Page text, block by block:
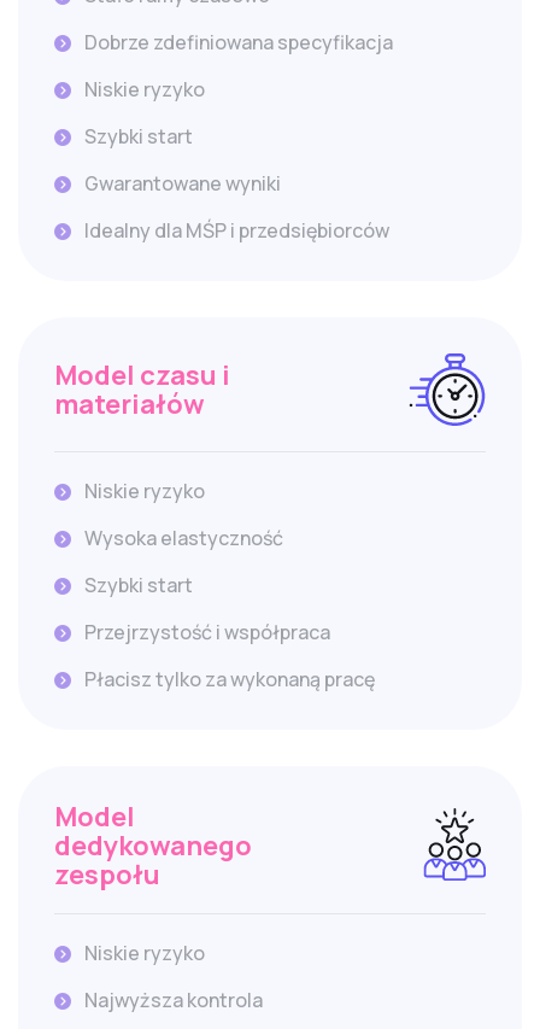
Dobrze zdefiniowana specyfikacja
Niskie ryzyko
Szybki start
Gwarantowane wyniki
Idealny dla MŚP i przedsiębiorców
Model czasu i
materiałów
Niskie ryzyko
Wysoka elastyczność
Szybki start
Przejrzystość i współpraca
Płacisz tylko za wykonaną pracę
Model
dedykowanego
zespołu
Niskie ryzyko
Najwyższa kontrola